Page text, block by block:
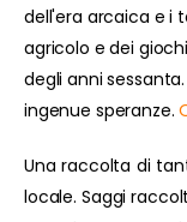
dell'era arcaica e i
agricolo e dei
degli anni
ingenue speranze.
Una raccolta di
locale. Saggi